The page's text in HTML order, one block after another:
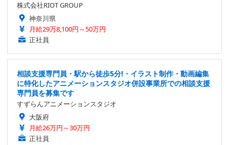
株式会社RIOT GROUP
神奈川県
月給29万8,100円～50万円
正社員
相談支援専門員・駅から徒歩5分!・イラスト制作・動画編集
に特化したアニメーションスタジオ併設事業所での相談支援
専門員を募集です
すずらんアニメーションスタジオ
大阪府
月給26万円～30万円
正社員